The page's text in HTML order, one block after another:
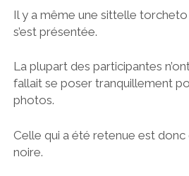
Il y a même une sittelle
s’est présentée.
La plupart des participantes
fallait se poser tranquillement
photos.
Celle qui a été retenue est
noire.